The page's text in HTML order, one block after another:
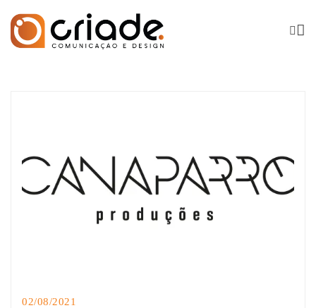
02/08/2021